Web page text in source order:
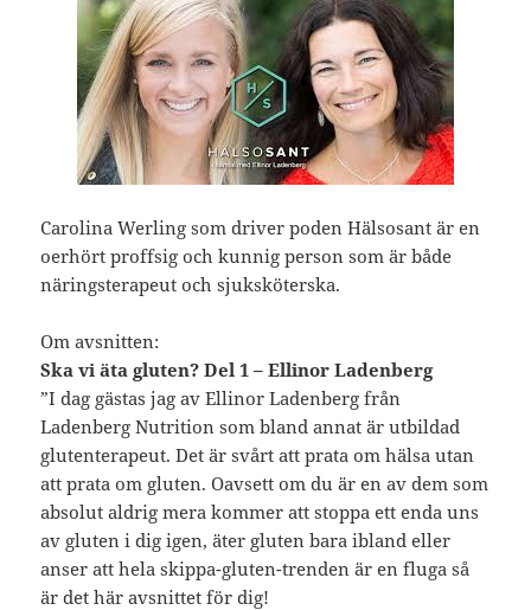
Carolina Werling som driver poden Hälsosant är en
oerhört proffsig och kunnig person som är både
näringsterapeut och sjuksköterska.
Om avsnitten:
Ska vi äta gluten? Del 1 – Ellinor Ladenberg
”I dag gästas jag av Ellinor Ladenberg från
Ladenberg Nutrition som bland annat är utbildad
glutenterapeut. Det är svårt att prata om hälsa utan
att prata om gluten. Oavsett om du är en av dem som
absolut aldrig mera kommer att stoppa ett enda uns
av gluten i dig igen, äter gluten bara ibland eller
anser att hela skippa-gluten-trenden är en fluga så
är det här avsnittet för dig!